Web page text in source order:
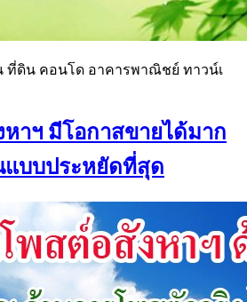
ที่ดิน คอนโด อาคารพาณิชย์ ทาวน์เ
าฯ มีโอกาสขายได้มาก
บบประหยัดที่สุด